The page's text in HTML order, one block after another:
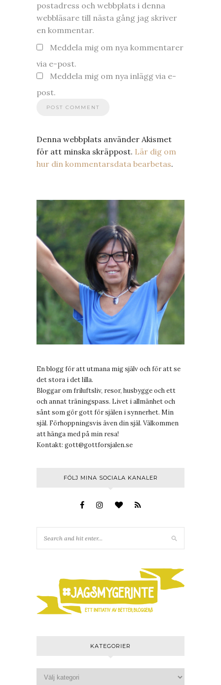
postadress och webbplats i denna
webbläsare till nästa gång jag skriver
en kommentar.
Meddela mig om nya kommentarer
via e-post.
Meddela mig om nya inlägg via e-
post.
Denna webbplats använder Akismet
för att minska skräppost. Lär dig om
hur din kommentarsdata bearbetas.
En blogg för att utmana mig själv och för att se
det stora i det lilla.
Bloggar om friluftsliv, resor, husbygge och ett
och annat träningspass. Livet i allmänhet och
sånt som gör gott för själen i synnerhet. Min
själ. Förhoppningsvis även din själ. Välkommen
att hänga med på min resa!
Kontakt: gott@gottforsjalen.se
FÖLJ MINA SOCIALA KANALER
KATEGORIER